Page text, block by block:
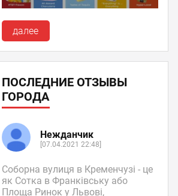
далее
ПОСЛЕДНИЕ ОТЗЫВЫ
ГОРОДА
Нежданчик
[07.04.2021 22:48]
Соборна вулиця в Кременчузі - це
як Сотка в Франківську або
Площа Ринок у Львові,